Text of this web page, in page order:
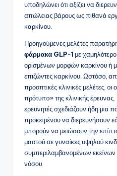
υποδηλώνει ότι αξίζει να
απώλειας βάρους ως πιθανά
καρκίνου.
Προηγούμενες μελέτες
φάρμακα GLP-1 με
ορισμένων μορφών καρκίνου ή
επιζώντες καρκίνου. Ωστόσο,
προοπτικές κλινικές μελέτες,
πρότυπο» της κλινικής έρευνας.
ερευνητές σχεδιάζουν ήδη μια
προκειμένου να διερευνήσουν
μπορούν να μειώσουν την
μαστού σε γυναίκες υψηλού
συμπεριλαμβανομένων εκείνων
νόσου.